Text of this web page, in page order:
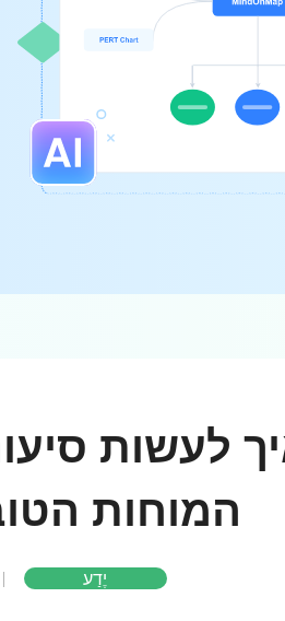
לעשות
המוחות
יֶדַע